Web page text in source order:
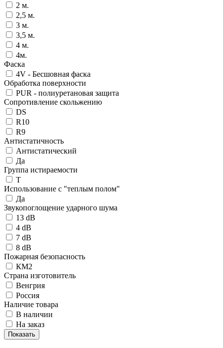
2 м.
2,5 м.
3 м.
3,5 м.
4 м.
4м.
Фаска
4V - Бесшовная фаска
Обработка поверхности
PUR - полиуретановая защита
Сопротивление скольжению
DS
R10
R9
Антистатичность
Антистатический
Да
Группа истираемости
T
Использование с "теплым полом"
Да
Звукопоглощение ударного шума
13 dB
4 dB
7 dB
8 dB
Пожарная безопасность
КМ2
Страна изготовитель
Венгрия
Россия
Наличие товара
В наличии
На заказ